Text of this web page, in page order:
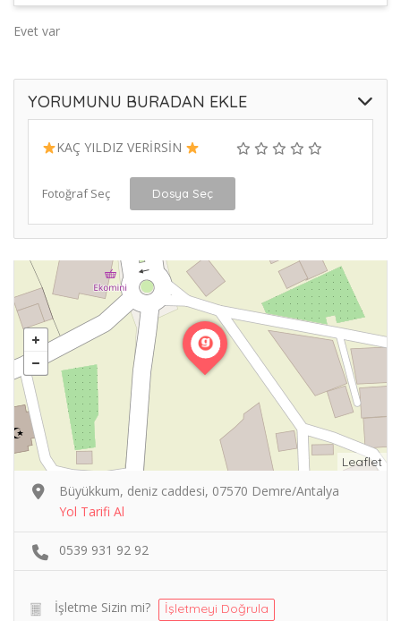
Evet var
YORUMUNU BURADAN EKLE
KAÇ YILDIZ VERİRSİN
Fotoğraf Seç Dosya Seç
Leaflet
Büyükkum, deniz caddesi, 07570 Demre/Antalya
Yol Tarifi Al
0539 931 92 92
İşletme Sizin mi? İşletmeyi Doğrula